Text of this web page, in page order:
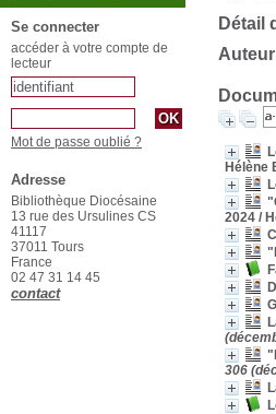
Détail
Hélène
2024 /
306
Se connecter
accéder à votre compte de
lecteur
Mot de passe oublié ?
Adresse
Bibliothèque Diocésaine
13 rue des Ursulines CS
41117
37011 Tours
France
02 47 31 14 45
contact